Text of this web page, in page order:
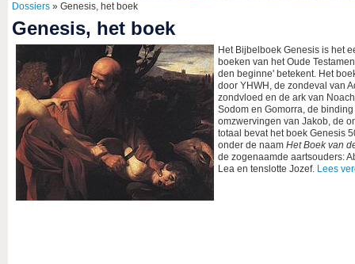
Dossiers » Genesis, het boek
Genesis, het boek
Het Bijbelboek Genesis is het
boeken van het Oude
den beginne' betekent. Het
door YHWH, de zondeval van
zondvloed en de ark van
Sodom en Gomorra, de
omzwervingen van Jakob, de
totaal bevat het boek Genesis
onder de naam Het Boek van
de zogenaamde aartsouders:
Lea en tenslotte Jozef. Lees